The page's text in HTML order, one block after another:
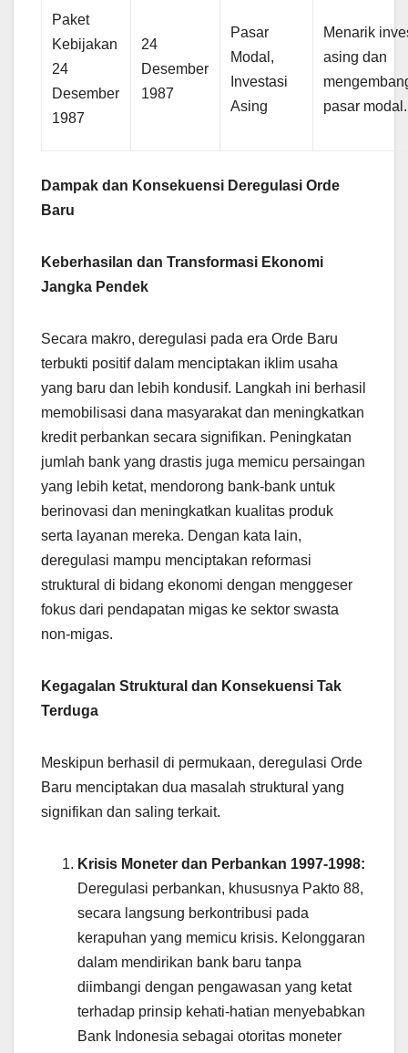
Paket
Kebijakan
24
Desember
1987
24
Desember
1987
Pasar
Modal,
Investasi
Asing
Menarik
asing dan
pasar modal.
Dampak dan Konsekuensi Deregulasi Orde
Baru
Keberhasilan dan Transformasi Ekonomi
Jangka Pendek
Secara makro, deregulasi pada era Orde Baru
terbukti positif dalam menciptakan iklim usaha
yang baru dan lebih kondusif. Langkah ini berhasil
memobilisasi dana masyarakat dan meningkatkan
kredit perbankan secara signifikan. Peningkatan
jumlah bank yang drastis juga memicu persaingan
yang lebih ketat, mendorong bank-bank untuk
berinovasi dan meningkatkan kualitas produk
serta layanan mereka. Dengan kata lain,
deregulasi mampu menciptakan reformasi
struktural di bidang ekonomi dengan menggeser
fokus dari pendapatan migas ke sektor swasta
non-migas.
Kegagalan Struktural dan Konsekuensi Tak
Terduga
Meskipun berhasil di permukaan, deregulasi Orde
Baru menciptakan dua masalah struktural yang
signifikan dan saling terkait.
Krisis Moneter dan Perbankan 1997-1998:
Deregulasi perbankan, khususnya Pakto 88,
secara langsung berkontribusi pada
kerapuhan yang memicu krisis. Kelonggaran
dalam mendirikan bank baru tanpa
diimbangi dengan pengawasan yang ketat
terhadap prinsip kehati-hatian menyebabkan
Bank Indonesia sebagai otoritas moneter